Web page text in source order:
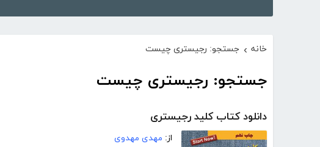
خانه › جستجو: رجیستری چیست
جستجو: رجیستری چیست
دانلود کتاب کلید رجیستری
از: مهدی مهدوی